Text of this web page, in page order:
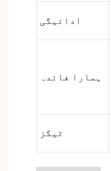
ادائیگی
ہمارا فائدہ
ٹیگز